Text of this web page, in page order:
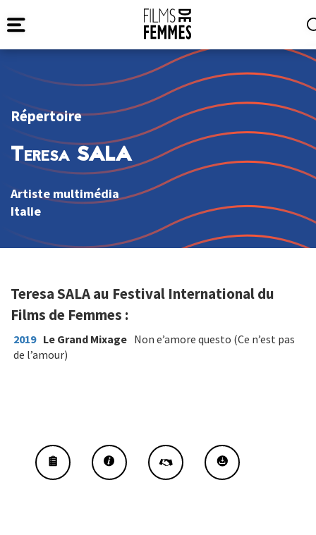
Répertoire
Teresa SALA
Artiste multimédia
Italie
Teresa SALA au Festival International du
Films de Femmes :
2019 Le Grand Mixage Non e’amore questo (Ce n’est pas
de l’amour)